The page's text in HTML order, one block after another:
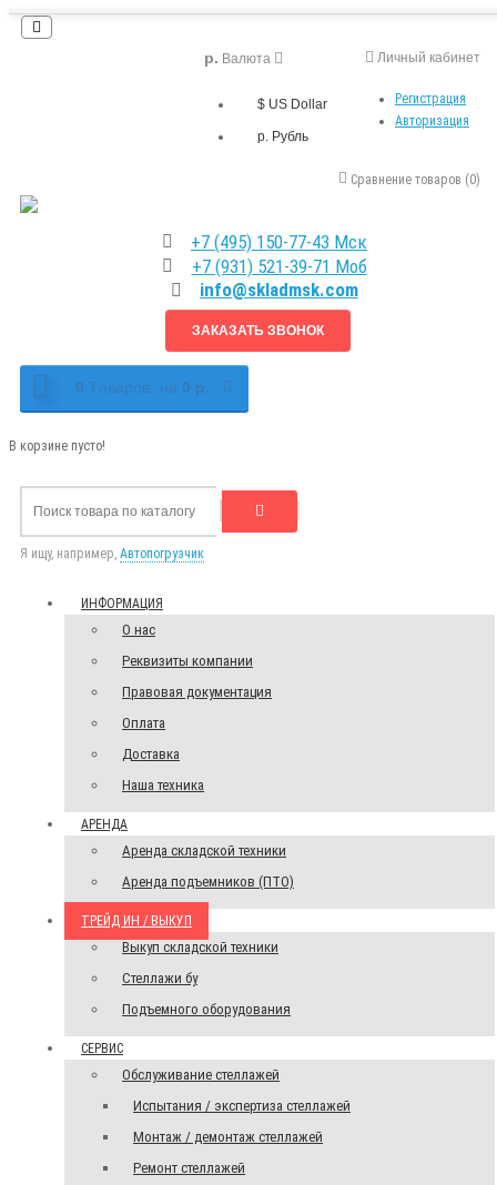
Личный кабинет
Регистрация
Авторизация
р. Валюта
$ US Dollar
р. Рубль
Сравнение товаров (0)
+7 (495) 150-77-43 Мск
+7 (931) 521-39-71 Моб
info@skladmsk.com
ЗАКАЗАТЬ ЗВОНОК
0 Tоваров, на 0 р.
В корзине пусто!
Я ищу, например, Автопогрузчик
ИНФОРМАЦИЯ
О нас
Реквизиты компании
Правовая документация
Оплата
Доставка
Наша техника
АРЕНДА
Аренда складской техники
Аренда подъемников (ПТО)
ТРЕЙД ИН / ВЫКУП
Выкуп складской техники
Стеллажи бу
Подъемного оборудования
СЕРВИС
Обслуживание стеллажей
Испытания / экспертиза стеллажей
Монтаж / демонтаж стеллажей
Ремонт стеллажей